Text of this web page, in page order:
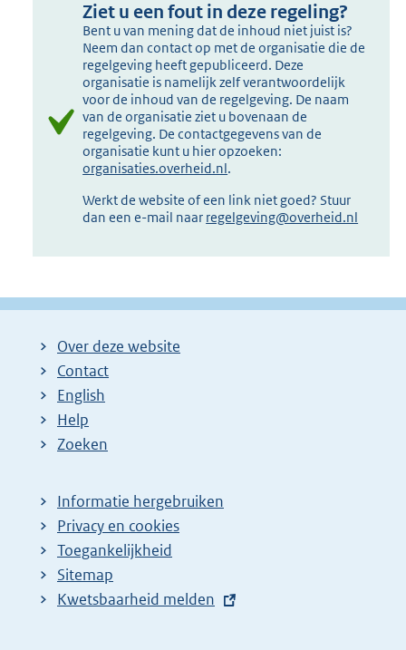
Ziet u een fout in deze regeling?
Bent u van mening dat de inhoud niet juist is?
Neem dan contact op met de organisatie die de
regelgeving heeft gepubliceerd. Deze
organisatie is namelijk zelf verantwoordelijk
voor de inhoud van de regelgeving. De naam
van de organisatie ziet u bovenaan de
regelgeving. De contactgegevens van de
organisatie kunt u hier opzoeken:
organisaties.overheid.nl.
Werkt de website of een link niet goed? Stuur
dan een e-mail naar regelgeving@overheid.nl
Over deze website
Contact
English
Help
Zoeken
Informatie hergebruiken
Privacy en cookies
Toegankelijkheid
Sitemap
E
Kwetsbaarheid melden